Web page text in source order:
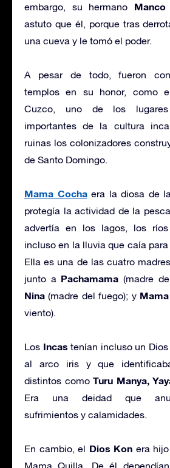
embargo, su hermano Manco
astuto que él, porque tras
una cueva y le tomó el poder.
A pesar de todo, fueron
templos en su honor, como
Cuzco, uno de los
importantes de la cultura
ruinas los colonizadores
de Santo Domingo.
Mama Cochaera la diosa de
protegía la actividad de la
advertía en los lagos, los
incluso en la lluvia que caía
Ella es una de las cuatro
junto a Pachamama (madre
Nina (madre del fuego); y
viento).
Los Incas tenían incluso un
al arco iris y que
distintos comoTuru Manya,
Era una deidad que
sufrimientos y calamidades.
En cambio, el Dios Kon era
Mama Quilla. De él